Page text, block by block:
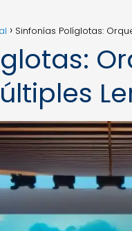
Sinfonías Políglotas: